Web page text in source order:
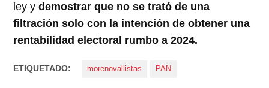
ley ydemostrar que no se trató de una
filtración solo con la intención de obtener una
rentabilidad electoral rumbo a 2024.
ETIQUETADO: morenovallistas PAN